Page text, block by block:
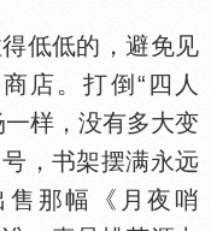
低低的，避免见
店。打倒“四人
样，没有多大变
，书架摆满永远
那幅《月夜哨